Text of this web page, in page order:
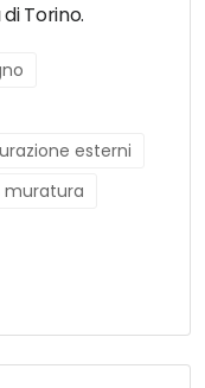
Torino.
esterni